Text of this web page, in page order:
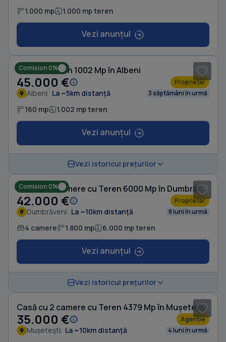
1.000 mp 1.000 mp teren
Vezi anunțul
Comision 0%
Casă cu Teren 1002 Mp în Albeni
45.000 € Proprietar
Albeni La ~5km distanță 3 săptămâni în urmă
160 mp 1.002 mp teren
Vezi anunțul
Vezi istoricul prețurilor
Comision 0% Casă cu 4 camere cu Teren 6000 Mp în Dumbrăveni
42.000 € Proprietar
Dumbrăveni La ~10km distanță 8 luni în urmă
4 camere 1.800 mp 6.000 mp teren
Vezi anunțul
Vezi istoricul prețurilor
Casă cu 2 camere cu Teren 4379 Mp în Mușetești
35.000 € Agenție
Mușetești La ~10km distanță 4 luni în urmă